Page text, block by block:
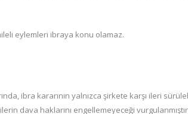
eylemleri ibraya konu olamaz.
ibra kararının yalnızca şirkete karşı ileri
dava haklarını engellemeyeceği